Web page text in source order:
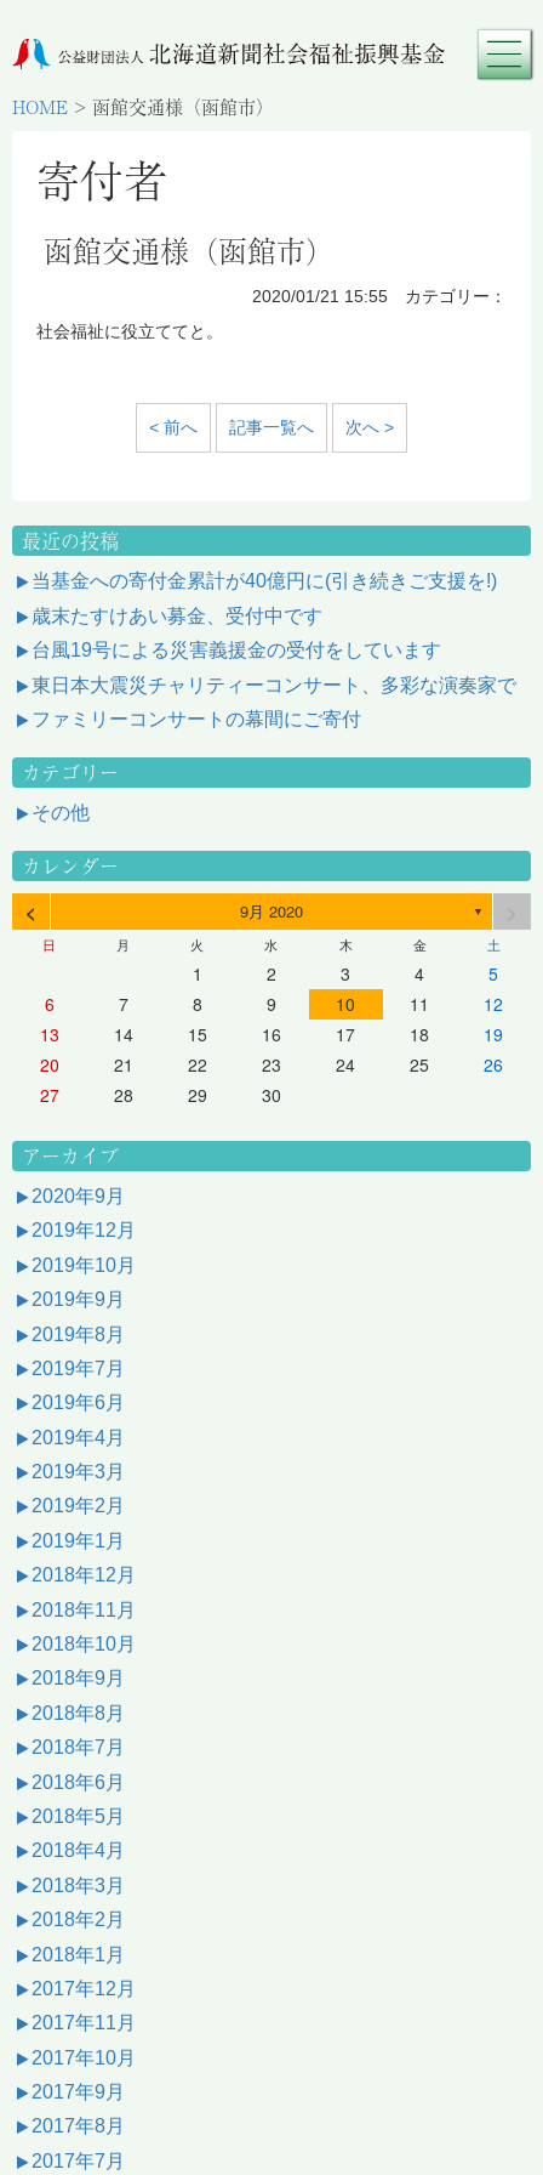
HOME > 函館交通様（函館市）
寄付者
函館交通様（函館市）
2020/01/21 15:55 カテゴリー：
社会福祉に役立ててと。
< 前へ 記事一覧へ 次へ >
最近の投稿
当基金への寄付金累計が40億円に(引き続きご支援を!)
歳末たすけあい募金、受付中です
台風19号による災害義援金の受付をしています
東日本大震災チャリティーコンサート、多彩な演奏家で
ファミリーコンサートの幕間にご寄付
カテゴリー
その他
カレンダー
< 9月 2020 ▼
日 月 火 水 木 金 土
1 2 3 4
5
6
7 8 9 10 11
12
13
14 15 16 17 18
19
20
21 22 23 24 25
26
27
28 29 30
アーカイブ
2020年9月
2019年12月
2019年10月
2019年9月
2019年8月
2019年7月
2019年6月
2019年4月
2019年3月
2019年2月
2019年1月
2018年12月
2018年11月
2018年10月
2018年9月
2018年8月
2018年7月
2018年6月
2018年5月
2018年4月
2018年3月
2018年2月
2018年1月
2017年12月
2017年11月
2017年10月
2017年9月
2017年8月
2017年7月